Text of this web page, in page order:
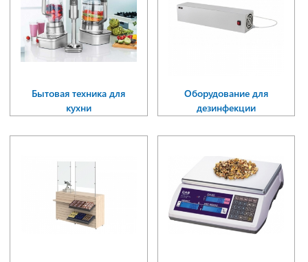
Бытовая техника для
кухни
Оборудование для
дезинфекции